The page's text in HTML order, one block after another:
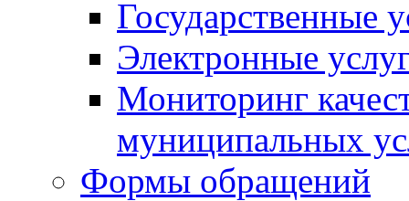
Государственные
Электронные
Мониторинг
муниципальных
Формы обращений